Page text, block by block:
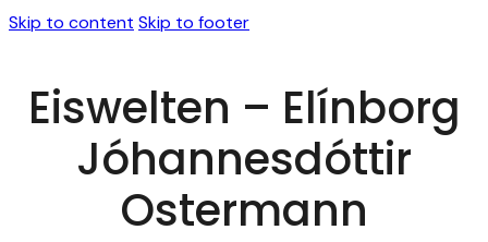
Skip to content Skip to footer
Eiswelten – Elínborg
Jóhannesdóttir
Ostermann